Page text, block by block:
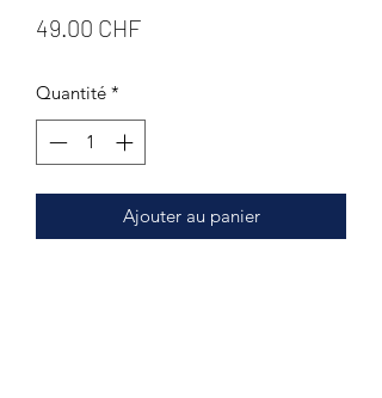
49.00 CHFPrix
Quantité *
Ajouter au panier